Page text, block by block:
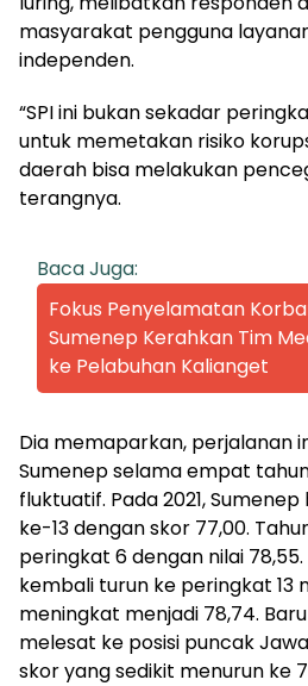
masyarakat pengguna
independen.
“SPI ini bukan sekadar
untuk memetakan risiko
daerah bisa melakukan
terangnya.
Baca Juga:
Fokus Penyelamatan
Sumenep Kerahkan Tim
ke Pelabuhan Kalianget
Dia memaparkan, perjalanan
Sumenep selama empat
fluktuatif. Pada 2021,
ke-13 dengan skor 77,00.
peringkat 6 dengan nilai
kembali turun ke peringkat 13
meningkat menjadi 78,74.
melesat ke posisi puncak
skor yang sedikit menurun ke